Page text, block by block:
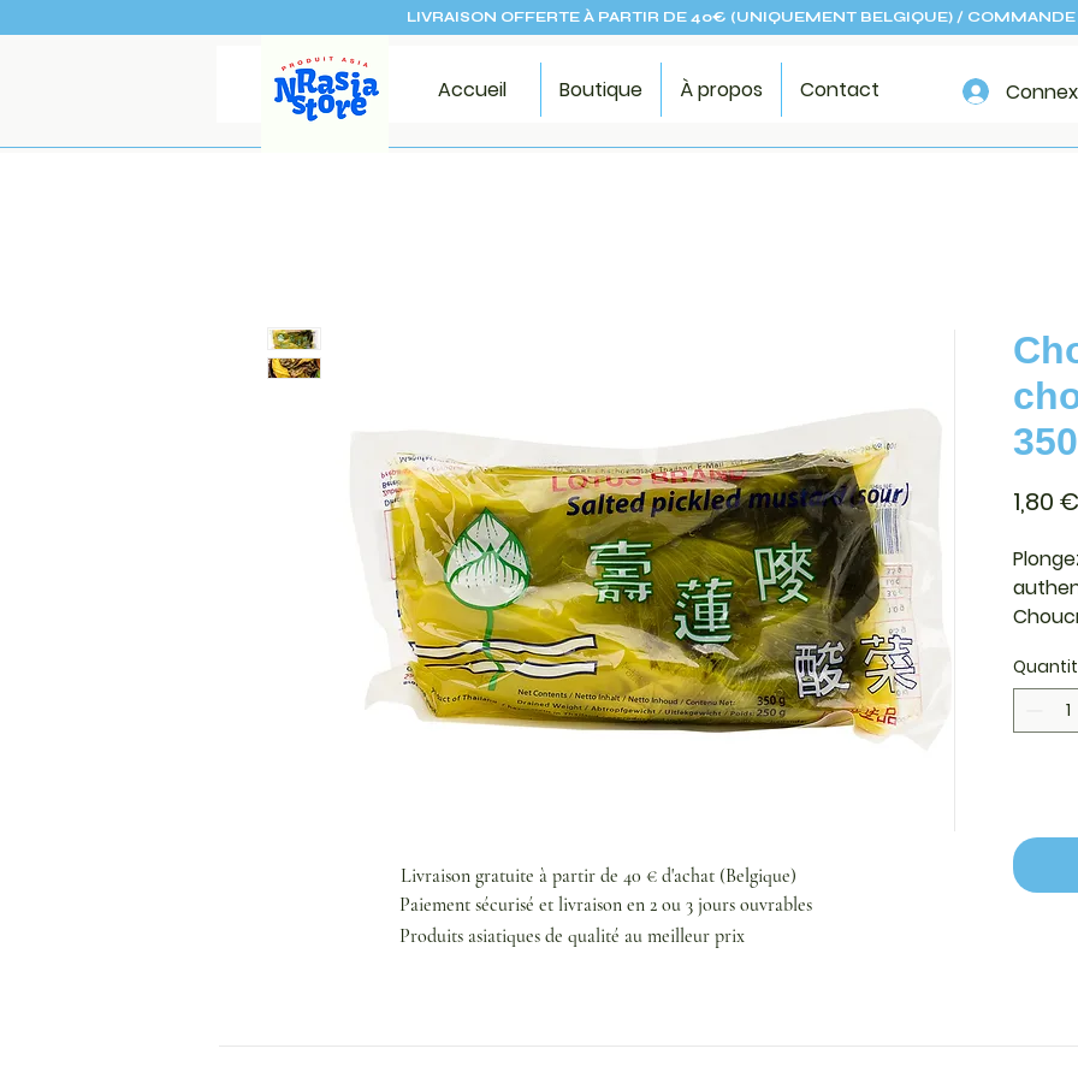
Accueil Boutique À propos Contact
LIVRAISON OFFERTE À PARTIR DE 40€ (UNIQUEMENT BELGIQUE) /
1,80 €
cette
Livraison gratuite à partir de 40 € d'achat (Belgique)
Paiement sécurisé et livraison en 2 ou 3 jours ouvrables
Produits asiatiques de qualité au meilleur prix